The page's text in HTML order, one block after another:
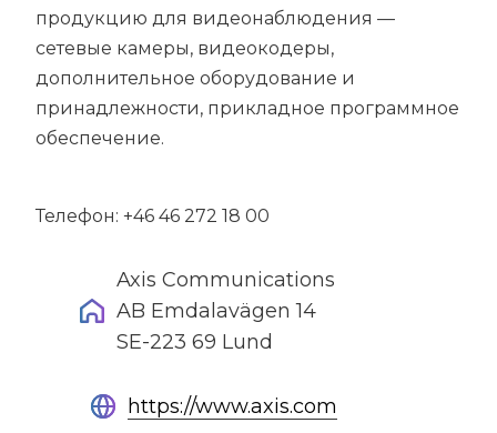
продукцию для видеонаблюдения —
сетевые камеры, видеокодеры,
дополнительное оборудование и
принадлежности, прикладное программное
обеспечение.
Телефон: +46 46 272 18 00
Axis Communications
AB Emdalavägen 14
SE-223 69 Lund
https://www.axis.com